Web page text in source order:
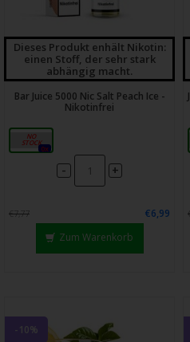
Dieses Produkt enhält Nikotin:
einen Stoff, der sehr stark
abhängig macht.
Bar Juice 5000 Nic Salt Peach Ice -
Nikotinfrei
0mg
0x
- +
€7,77
€6,99
Zum Warenkorb
-10%